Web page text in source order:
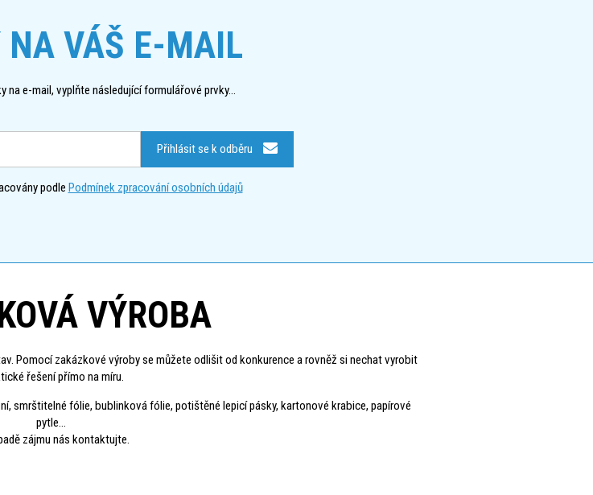
NA VÁŠ E-MAIL
na e-mail, vyplňte následující formulářové prvky...
Přihlásit se k odběru
podle Podmínek zpracování osobních údajů
VÝROBA
Pomocí zakázkové výroby se můžete odlišit od konkurence a rovněž si nechat vyrobit
řešení přímo na míru.
smrštitelné fólie, bublinková fólie, potištěné lepicí pásky, kartonové krabice, papírové
pytle...
zájmu nás kontaktujte.